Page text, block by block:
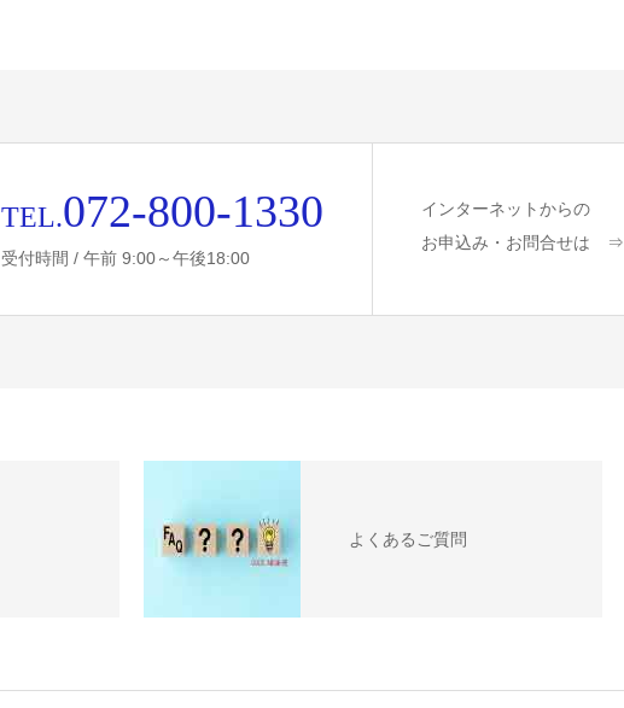
TEL.072-800-1330
受付時間 / 午前 9:00～午後18:00
インターネットからの
お申込み・お問合せは ⇒
よくあるご質問